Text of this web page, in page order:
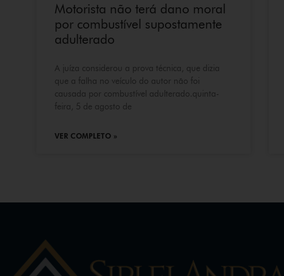
Motorista não terá dano moral
por combustível supostamente
adulterado
A juíza considerou a prova técnica, que dizia
que a falha no veículo do autor não foi
causada por combustível adulterado.quinta-
feira, 5 de agosto de
VER COMPLETO »